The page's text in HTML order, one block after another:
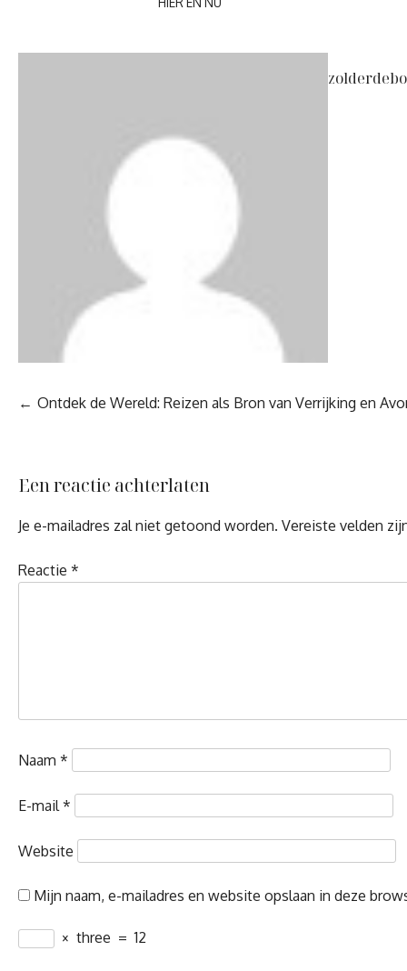
Berichtnavigatie
Ontdek de Wereld: Reizen als Bron van Verrijking en
Een reactie achterlaten
Je e-mailadres zal niet getoond worden. Vereiste velden
Reactie *
Naam *
E-mail*
Website
Mijn naam, e-mailadres en website opslaan in deze
× three = 12